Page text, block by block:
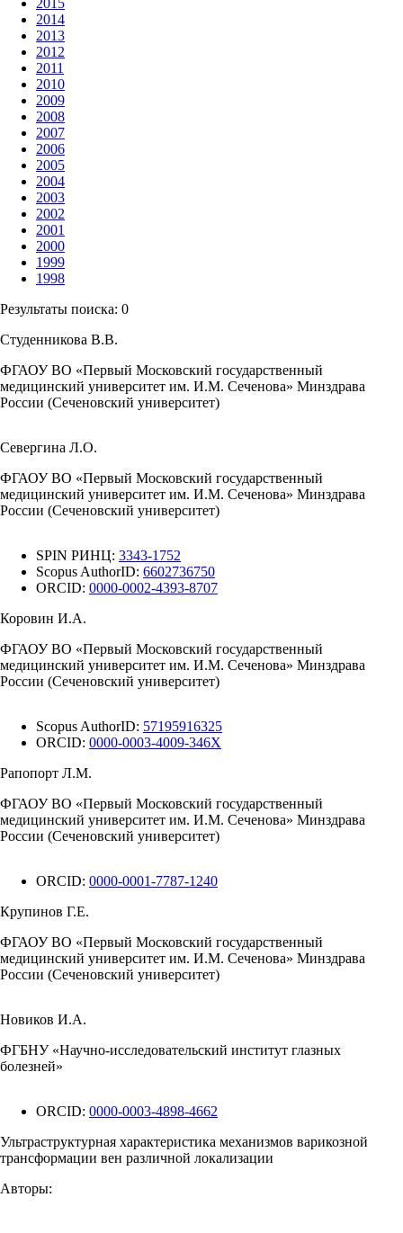
2015
2014
2013
2012
2011
2010
2009
2008
2007
2006
2005
2004
2003
2002
2001
2000
1999
1998
Результаты поиска: 0
Студенникова В.В.
ФГАОУ ВО «Первый Московский государственный
медицинский университет им. И.М. Сеченова» Минздрава
России (Сеченовский университет)
Севергина Л.О.
ФГАОУ ВО «Первый Московский государственный
медицинский университет им. И.М. Сеченова» Минздрава
России (Сеченовский университет)
SPIN РИНЦ: 3343-1752
Scopus AuthorID: 6602736750
ORCID: 0000-0002-4393-8707
Коровин И.А.
ФГАОУ ВО «Первый Московский государственный
медицинский университет им. И.М. Сеченова» Минздрава
России (Сеченовский университет)
Scopus AuthorID: 57195916325
ORCID: 0000-0003-4009-346X
Рапопорт Л.М.
ФГАОУ ВО «Первый Московский государственный
медицинский университет им. И.М. Сеченова» Минздрава
России (Сеченовский университет)
ORCID: 0000-0001-7787-1240
Крупинов Г.Е.
ФГАОУ ВО «Первый Московский государственный
медицинский университет им. И.М. Сеченова» Минздрава
России (Сеченовский университет)
Новиков И.А.
ФГБНУ «Научно-исследовательский институт глазных
болезней»
ORCID: 0000-0003-4898-4662
Ультраструктурная характеристика механизмов варикозной
трансформации вен различной локализации
Авторы: